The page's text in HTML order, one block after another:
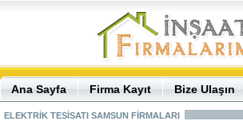
Ana Sayfa Firma Kayıt Bize Ulaşın
ELEKTRİK TESİSATI SAMSUN FİRMALARI